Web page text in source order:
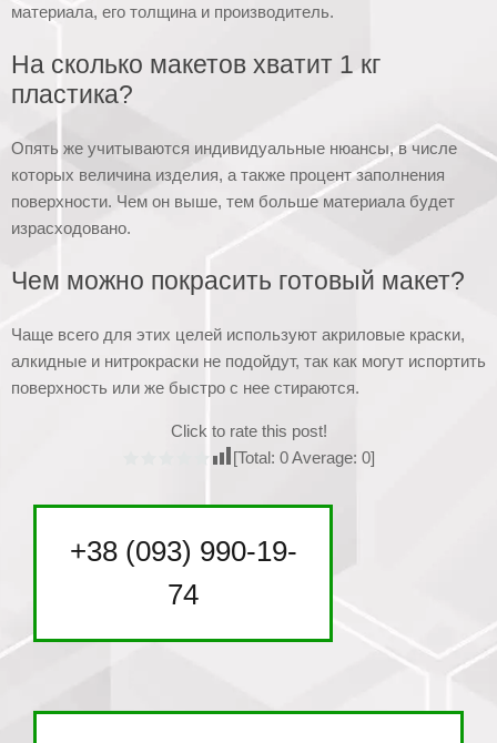
материала, его толщина и производитель.
На сколько макетов хватит 1 кг
пластика?
Опять же учитываются индивидуальные нюансы, в числе
которых величина изделия, а также процент заполнения
поверхности. Чем он выше, тем больше материала будет
израсходовано.
Чем можно покрасить готовый макет?
Чаще всего для этих целей используют акриловые краски,
алкидные и нитрокраски не подойдут, так как могут испортить
поверхность или же быстро с нее стираются.
Click to rate this post!
[Total: 0Average: 0]
+38 (093) 990-19-
74